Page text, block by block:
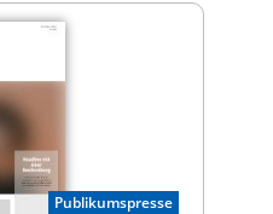
Publikumspresse